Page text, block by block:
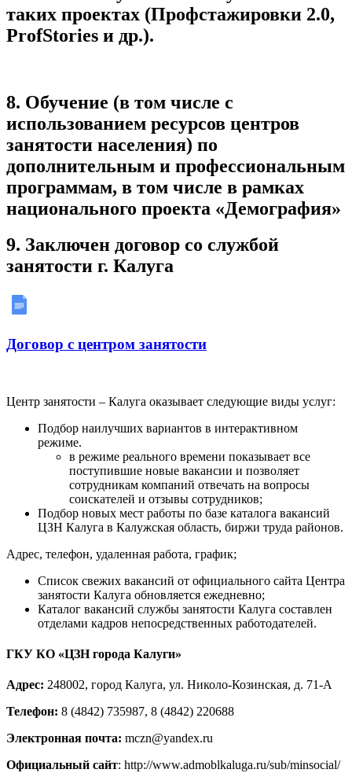
таких проектах (Профстажировки 2.0,
ProfStories и др.).
8. Обучение (в том числе с
использованием ресурсов центров
занятости населения) по
дополнительным и профессиональным
программам, в том числе в рамках
национального проекта «Демография»
9. Заключен договор со службой
занятости г. Калуга
Договор с центром занятости
Центр занятости – Калуга оказывает следующие виды услуг:
Подбор наилучших вариантов в интерактивном
режиме.
в режиме реального времени показывает все
поступившие новые вакансии и позволяет
сотрудникам компаний отвечать на вопросы
соискателей и отзывы сотрудников;
Подбор новых мест работы по базе каталога вакансий
ЦЗН Калуга в Калужская область, биржи труда районов.
Адрес, телефон, удаленная работа, график;
Список свежих вакансий от официального сайта Центра
занятости Калуга обновляется ежедневно;
Каталог вакансий службы занятости Калуга составлен
отделами кадров непосредственных работодателей.
ГКУ КО «ЦЗН города Калуги»
Адрес: 248002, город Калуга, ул. Николо-Козинская, д. 71-А
Телефон: 8 (4842) 735987, 8 (4842) 220688
Электронная почта: mczn@yandex.ru
Официальный сайт: http://www.admoblkaluga.ru/sub/minsocial/